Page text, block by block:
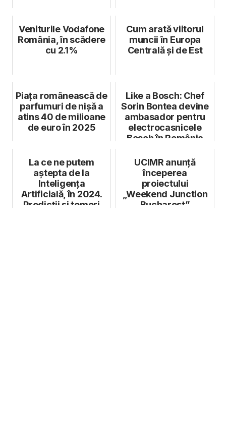
Veniturile Vodafone
România, în scădere
cu 2.1%
Cum arată viitorul
muncii în Europa
Centrală și de Est
Piața românească de
parfumuri de nișă a
atins 40 de milioane
de euro în 2025
Like a Bosch: Chef
Sorin Bontea devine
ambasador pentru
electrocasnicele
Bosch în România
La ce ne putem
aștepta de la
Inteligența
Artificială, în 2024.
Predicții și temeri
UCIMR anunță
începerea
proiectului
„Weekend Junction
Bucharest”